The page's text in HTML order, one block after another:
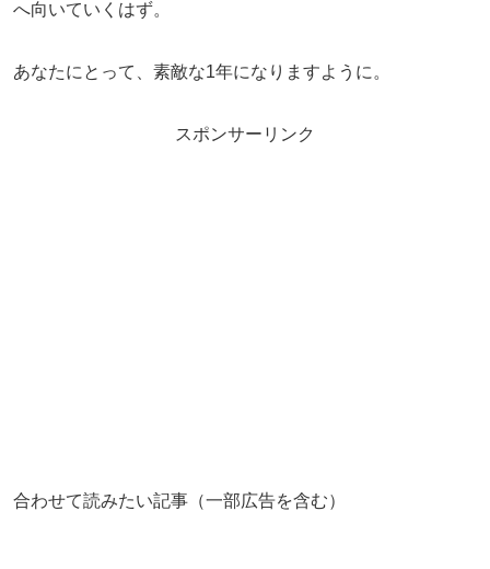
へ向いていくはず。
あなたにとって、素敵な1年になりますように。
スポンサーリンク
合わせて読みたい記事（一部広告を含む）